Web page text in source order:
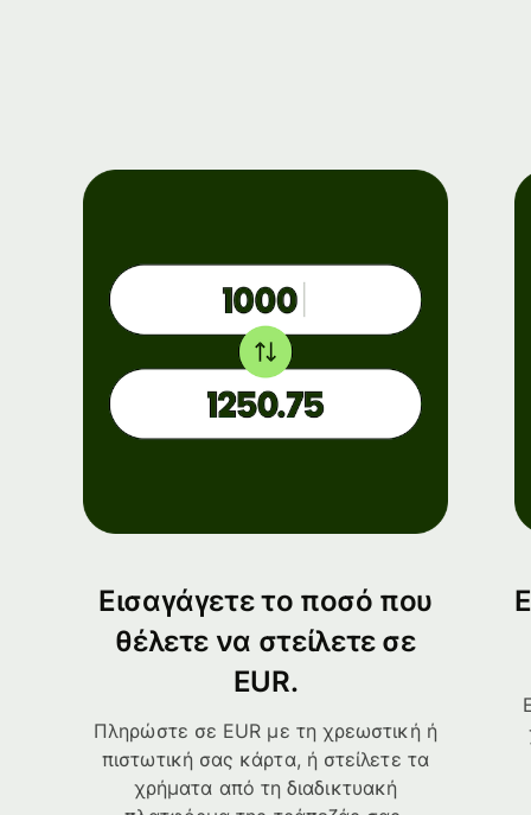
Εισαγάγετε το ποσό που
θέλετε να στείλετε σε
EUR.
Πληρώστε σε EUR με τη χρεωστική ή
πιστωτική σας κάρτα, ή στείλετε τα
χρήματα από τη διαδικτυακή